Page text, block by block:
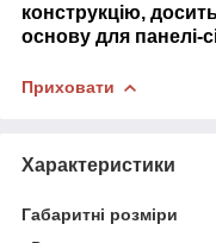
конструкцію,
основу для панелі-
Приховати
Характеристики
Габаритні розміри